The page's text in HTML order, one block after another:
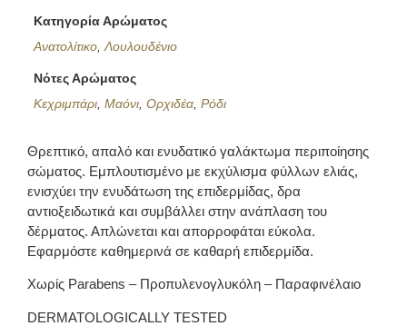
Κατηγορία Αρώματος
Ανατολίτικο ,Λουλουδένιο
Νότες Αρώματος
Κεχριμπάρι,Μαόνι,Ορχιδέα,Ρόδι
Θρεπτικό, απαλό και ενυδατικό γαλάκτωμα περιποίησης
σώματος. Εμπλουτισμένο με εκχύλισμα φύλλων ελιάς,
ενισχύει την ενυδάτωση της επιδερμίδας, δρα
αντιοξειδωτικά και συμβάλλει στην ανάπλαση του
δέρματος. Απλώνεται και απορροφάται εύκολα.
Εφαρμόστε καθημερινά σε καθαρή επιδερμίδα.
Χωρίς Parabens – Προπυλενογλυκόλη – Παραφινέλαιο
DERMATOLOGICALLY TESTED